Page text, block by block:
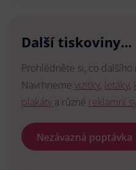
Další tiskoviny...
Prohlédněte si, co
Navrhneme vizitky, letáky,
plakáty a různé reklamní
Nezávazná poptávka